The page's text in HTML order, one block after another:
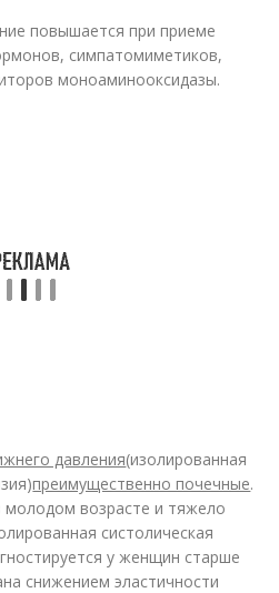
повышается при приеме
симпатомиметиков,
моноаминооксидазы.
давления(изолированная
преимущественно почечные.
молодом возрасте и тяжело
систолическая
у женщин старше
снижением эластичности